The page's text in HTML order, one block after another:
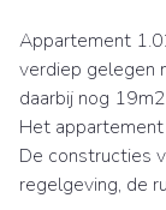
Appartement
verdiep gelegen
daarbij nog
Het
De constructies
regelgeving, de